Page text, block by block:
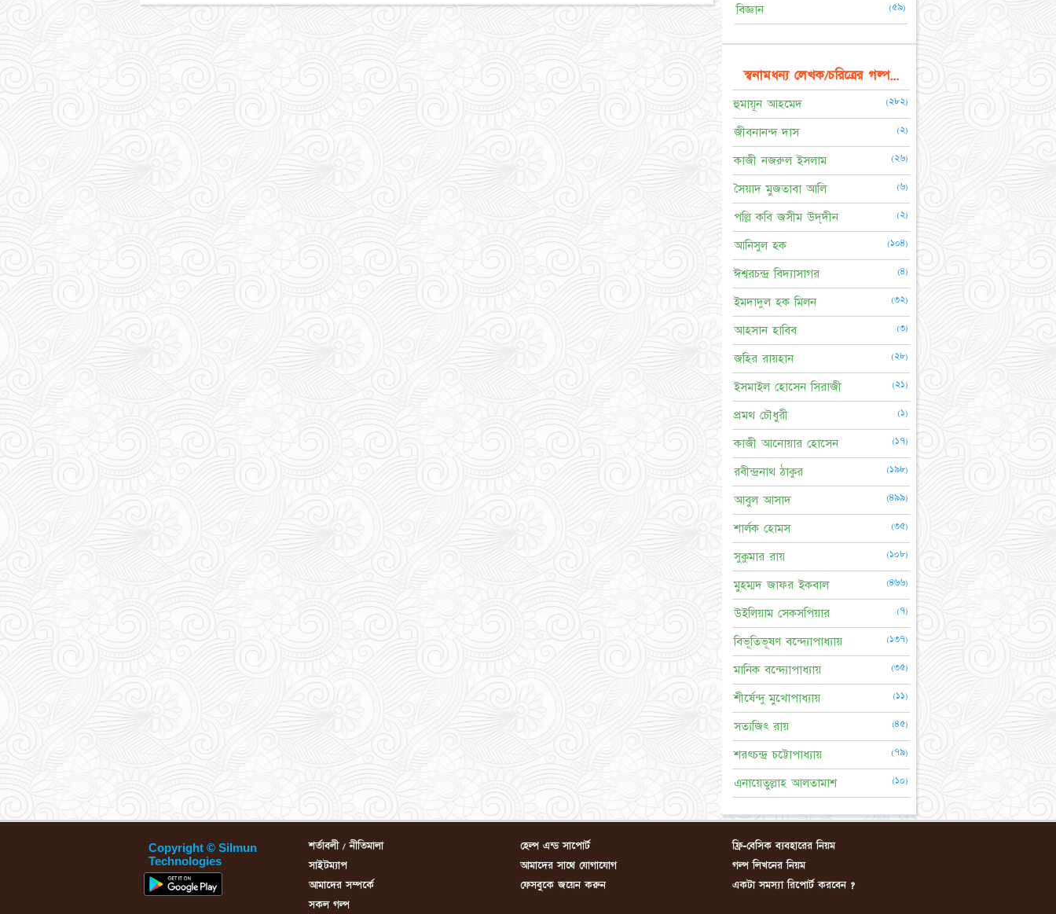
বিজ্ঞান (৫৯)
স্বনামধন্য লেখক/চরিত্রের গল্প...
হুমায়ূন আহমেদ (২৮২)
জীবনানন্দ দাস (২)
কাজী নজরুল ইসলাম (২৬)
সৈয়াদ মুজতাবা আলি (৬)
পল্লি কবি জসীম উদ্‌দীন (২)
আনিসুল হক (১০৪)
ঈশ্বরচন্দ্র বিদ্যাসাগর (৪)
ইমদাদুল হক মিলন (৩২)
আহসান হাবিব (৩)
জহির রায়হান (২৮)
ইসমাইল হোসেন সিরাজী (২১)
প্রমথ চৌধুরী (১)
কাজী আনোয়ার হোসেন (১৭)
রবীন্দ্রনাথ ঠাকুর (১৯৮)
আবুল আসাদ (৪৯৯)
শার্লক হোমস (৩৫)
সুকুমার রায় (১০৮)
মুহম্মদ জাফর ইকবাল (৪৬৬)
উইলিয়াম সেকসপিয়ার (৭)
বিভূতিভূষণ বন্দ্যোপাধ্যায় (১৩৭)
মানিক বন্দ্যোপাধ্যায় (৩৫)
শীর্ষেন্দু মুখোপাধ্যায় (১১)
সত্যজিৎ রায় (৪৫)
শরৎচন্দ্র চট্টোপাধ্যায় (৭৯)
এনায়েতুল্লাহ আলতামাশ (১০)
Copyright © Silmun
Technologies
শর্তাবলী / নীতিমালা
সাইটম্যাপ
আমাদের সম্পর্কে
সকল গল্প
হেল্প এন্ড সাপোর্ট
আমাদের সাথে যোগাযোগ
ফেসবুকে জয়েন করুন
ফ্রি-বেসিক ব্যবহারের নিয়ম
গল্প লিখনের নিয়ম
একটা সমস্যা রিপোর্ট করবেন ?